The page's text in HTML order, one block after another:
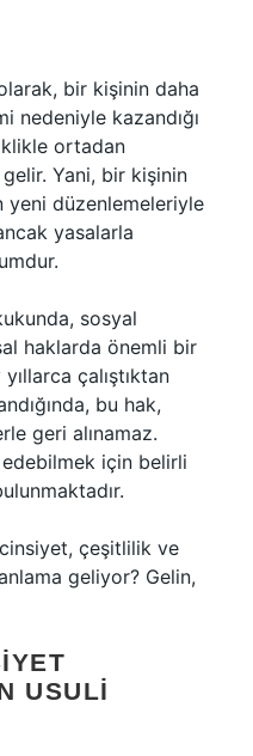
bir kişinin daha
nedeniyle kazandığı
ortadan
gelir. Yani, bir kişinin
yeni düzenlemeleriyle
yasalarla
sosyal
haklarda önemli bir
çalıştıktan
bu hak,
geri alınamaz.
için belirli
çeşitlilik ve
geliyor? Gelin,
USULI